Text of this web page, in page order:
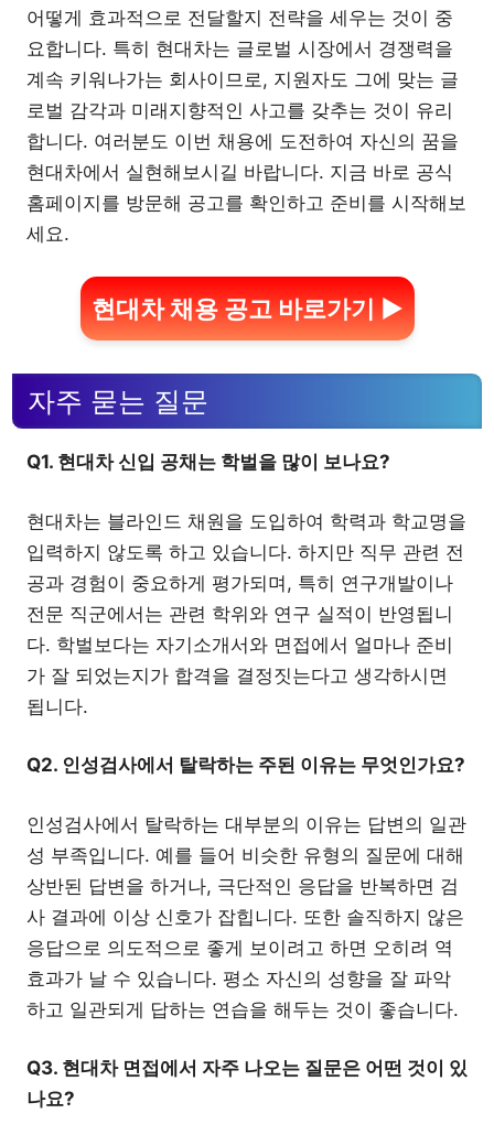
어떻게 효과적으로 전달할지 전략을 세우는 것이 중
요합니다. 특히 현대차는 글로벌 시장에서 경쟁력을
계속 키워나가는 회사이므로, 지원자도 그에 맞는 글
로벌 감각과 미래지향적인 사고를 갖추는 것이 유리
합니다. 여러분도 이번 채용에 도전하여 자신의 꿈을
현대차에서 실현해보시길 바랍니다. 지금 바로 공식
홈페이지를 방문해 공고를 확인하고 준비를 시작해보
세요.
현대차 채용 공고 바로가기 ▶
자주 묻는 질문
Q1. 현대차 신입 공채는 학벌을 많이 보나요?
현대차는 블라인드 채원을 도입하여 학력과 학교명을
입력하지 않도록 하고 있습니다. 하지만 직무 관련 전
공과 경험이 중요하게 평가되며, 특히 연구개발이나
전문 직군에서는 관련 학위와 연구 실적이 반영됩니
다. 학벌보다는 자기소개서와 면접에서 얼마나 준비
가 잘 되었는지가 합격을 결정짓는다고 생각하시면
됩니다.
Q2. 인성검사에서 탈락하는 주된 이유는 무엇인가요?
인성검사에서 탈락하는 대부분의 이유는 답변의 일관
성 부족입니다. 예를 들어 비슷한 유형의 질문에 대해
상반된 답변을 하거나, 극단적인 응답을 반복하면 검
사 결과에 이상 신호가 잡힙니다. 또한 솔직하지 않은
응답으로 의도적으로 좋게 보이려고 하면 오히려 역
효과가 날 수 있습니다. 평소 자신의 성향을 잘 파악
하고 일관되게 답하는 연습을 해두는 것이 좋습니다.
Q3. 현대차 면접에서 자주 나오는 질문은 어떤 것이 있
나요?